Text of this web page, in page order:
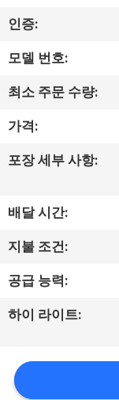
영
상
우
리
에
하
여
공
여
인증:
모델 번호:
최소 주문 수량:
가격:
포장 세부 사항:
배달 시간:
지불 조건:
공급 능력:
하이 라이트: